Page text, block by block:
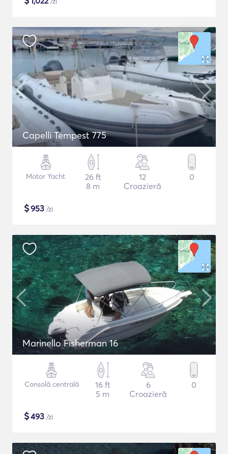
Capelli Tempest 775
Motor Yacht
26 ft
8 m
12
Croazieră
0
$953 /zi
Marinello Fisherman 16
Consolă centrală
16 ft
5 m
6
Croazieră
0
$493 /zi